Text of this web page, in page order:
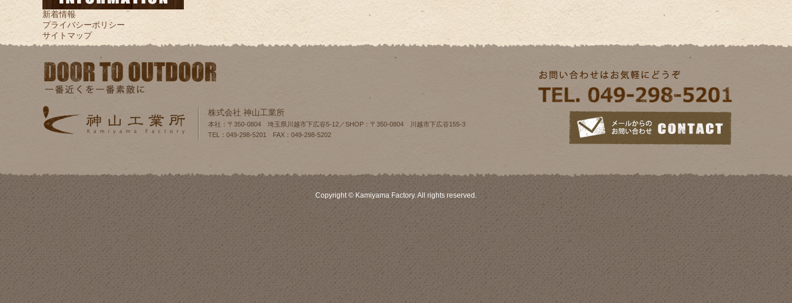
新着情報
プライバシーポリシー
サイトマップ
株式会社 神山工業所
本社：〒350-0804 埼玉県川越市下広谷5-12／SHOP：〒350-0804 川越市下広谷155‐3
TEL：049-298-5201 FAX：049-298-5202
Copyright © Kamiyama Factory. All rights reserved.